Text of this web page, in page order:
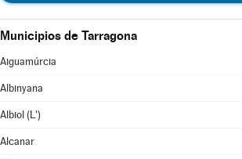
Municipios de Tarragona
Aiguamúrcia
Albinyana
Albiol (L')
Alcanar